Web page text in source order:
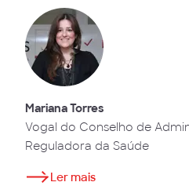
Mariana Torres
Vogal do Conselho de
Reguladora da Saúde
Ler mais